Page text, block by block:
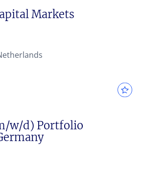
Markets
w/d) Portfolio